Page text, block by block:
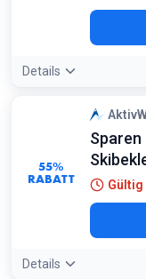
Details
55%
RABATT
Sparen
Gültig
Details